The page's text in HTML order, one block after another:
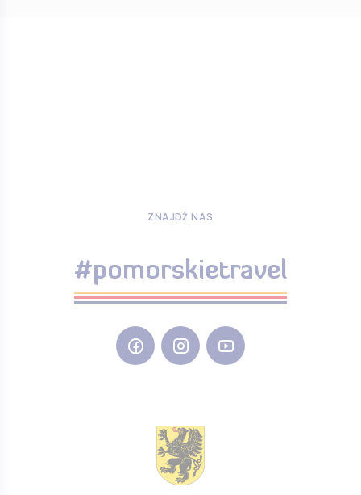
ZNAJDŹ NAS
#pomorskietravel